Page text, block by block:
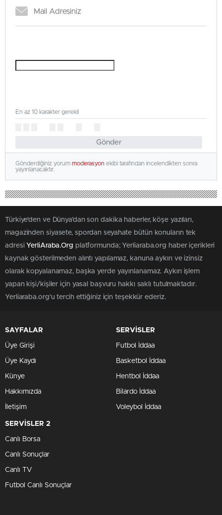
Gönder
En az 10 karakter gerekli
Gönderdiğiniz yorum moderasyon ekibi tarafından incelendikten sonra
yayınlanacaktır.
Türkiye'den ve Dünya’dan son dakika haberler, köşe yazıları,
magazinden siyasete, spordan seyahate bütün konuların tek
adresiYerliAraba.Org platformunda; Yerliaraba.org haber içerikleri
kaynak gösterilmeden alıntı yapılamaz, kanuna aykırı ve izinsiz
olarak kopyalanamaz, başka yerde yayınlanamaz. Aykırı işlem
yapan kişi/kişiler için yasal başvuru hakkı saklı tutulmaktadır.
Yerliaraba.org'u tercih ettiğiniz için teşekkür ederiz.
SAYFALAR
Üye Girişi
Üye Kaydı
Künye
Hakkımızda
İletişim
SERVİSLER
Futbol İddaa
Basketbol İddaa
Hentbol İddaa
Bilardo İddaa
Voleybol İddaa
SERVİSLER 2
Canlı Borsa
Canlı Sonuçlar
Canlı TV
Futbol Canlı Sonuçlar